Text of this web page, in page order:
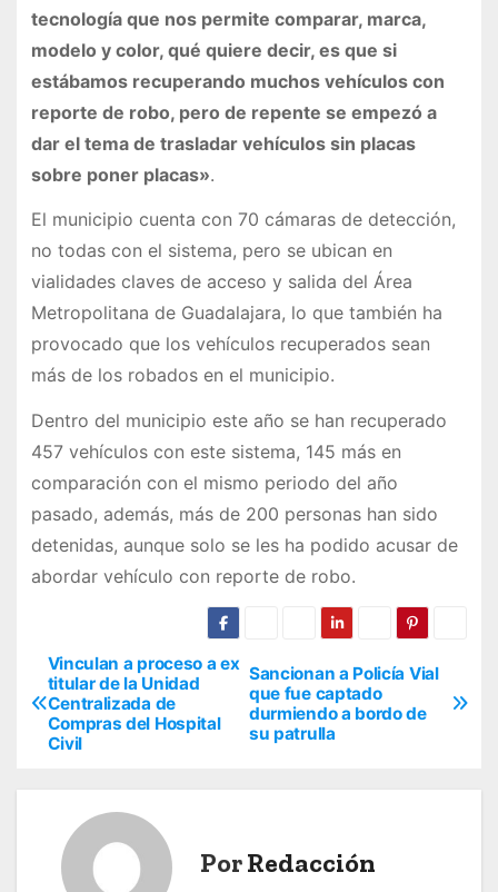
tecnología que nos permite comparar, marca,
modelo y color, qué quiere decir, es que si
estábamos recuperando muchos vehículos con
reporte de robo, pero de repente se empezó a
dar el tema de trasladar vehículos sin placas
sobre poner placas».
El municipio cuenta con 70 cámaras de detección,
no todas con el sistema, pero se ubican en
vialidades claves de acceso y salida del Área
Metropolitana de Guadalajara, lo que también ha
provocado que los vehículos recuperados sean
más de los robados en el municipio.
Dentro del municipio este año se han recuperado
457 vehículos con este sistema, 145 más en
comparación con el mismo periodo del año
pasado, además, más de 200 personas han sido
detenidas, aunque solo se les ha podido acusar de
abordar vehículo con reporte de robo.
N
a
Sancionan a Policía Vial
que fue captado
durmiendo a bordo de
su patrulla
Vinculan a proceso a ex
titular de la Unidad
Centralizada de
Compras del Hospital
Civil
PorRedacción